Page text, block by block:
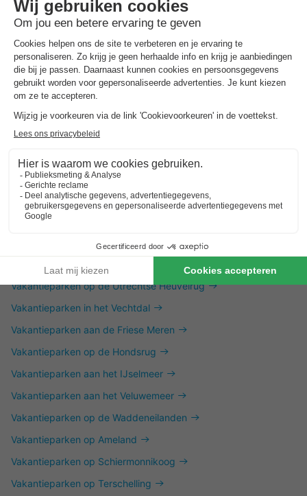
Dit is ook interessant
Vakantieparken in Zuid-Limburg
Vakantieparken in de Achterhoek
Vakantieparken op de Utrechtse Heuvelrug
Vakantieparken in het Vechtdal
Vakantieparken aan de Friese Meren
Vakantieparken op de Hondsrug
Vakantieparken aan het IJselmeer
Vakantieparken aan het Veluwemeer
Vakantieparken op de Waddeneilanden
Vakantieparken op Ameland
Vakantieparken op Schiermonnikoog
Vakantieparken op Terschelling